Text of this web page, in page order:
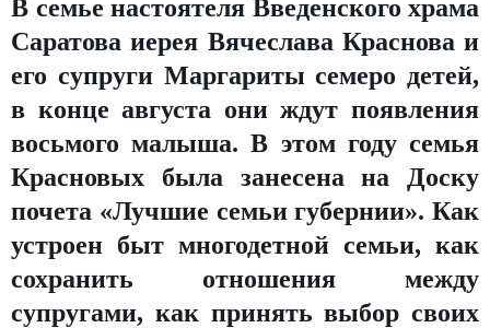
В семье настоятеля Введенского храма
Саратова иерея Вячеслава Краснова и
его супруги Маргариты семеро детей,
в конце августа они ждут появления
восьмого малыша. В этом году семья
Красновых была занесена на Доску
почета «Лучшие семьи губернии». Как
устроен быт многодетной семьи, как
сохранить отношения между
супругами, как принять выбор своих